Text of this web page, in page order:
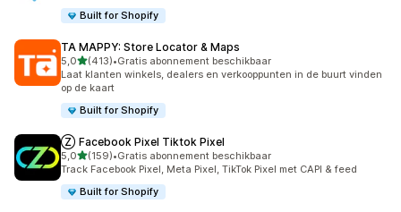
Built for Shopify
TA MAPPY: Store Locator & Maps
5,0van 5 sterren
(413)
413 recensies in totaal
•Gratis abonnement beschikbaar
Laat klanten winkels, dealers en verkooppunten in de buurt vinden
op de kaart
Built for Shopify
Ⓩ Facebook Pixel Tiktok Pixel
5,0van 5 sterren
(159)
159 recensies in totaal
•Gratis abonnement beschikbaar
Track Facebook Pixel, Meta Pixel, TikTok Pixel met CAPI & feed
Built for Shopify